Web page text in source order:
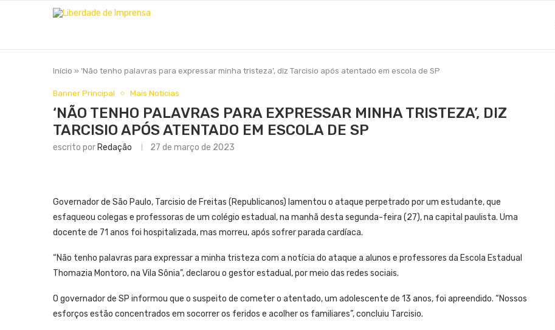
Início » ‘Não tenho palavras para expressar minha tristeza’, diz Tarcisio após atentado em escola de SP
Banner Principal Mais Notícias
‘NÃO TENHO PALAVRAS PARA EXPRESSAR MINHA TRISTEZA’, DIZ
TARCISIO APÓS ATENTADO EM ESCOLA DE SP
escrito por Redação 27 de março de 2023
Governador de São Paulo, Tarcisio de Freitas (Republicanos) lamentou o ataque perpetrado por um estudante, que
esfaqueou colegas e professoras de um colégio estadual, na manhã desta segunda-feira (27), na capital paulista. Uma
docente de 71 anos foi hospitalizada, mas morreu, após sofrer parada cardíaca.
“Não tenho palavras para expressar a minha tristeza com a notícia do ataque a alunos e professores da Escola Estadual
Thomazia Montoro, na Vila Sônia”, declarou o gestor estadual, por meio das redes sociais.
O governador de SP informou que o suspeito de cometer o atentado, um adolescente de 13 anos, foi apreendido. “Nossos
esforços estão concentrados em socorrer os feridos e acolher os familiares”, concluiu Tarcisio.